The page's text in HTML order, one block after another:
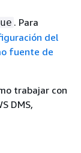
. Para
del
fuente de
trabajar con
DMS,